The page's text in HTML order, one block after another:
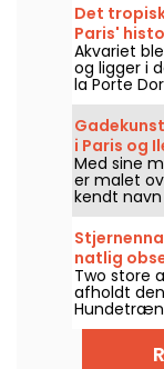
Det
Paris'
Akvariet
og ligger i
la Porte
end 750
det hele
under 26
i Paris og
Med sine
er malet
kendt
har skabt
bygninger i
af hans
af Seths
regionen.
natlig
Two store
afholdt
under